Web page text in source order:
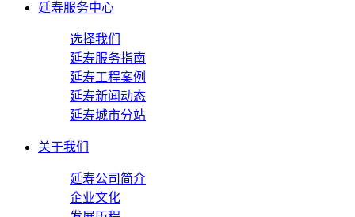
延寿服务中心
选择我们
延寿服务指南
延寿工程案例
延寿新闻动态
延寿城市分站
关于我们
延寿公司简介
企业文化